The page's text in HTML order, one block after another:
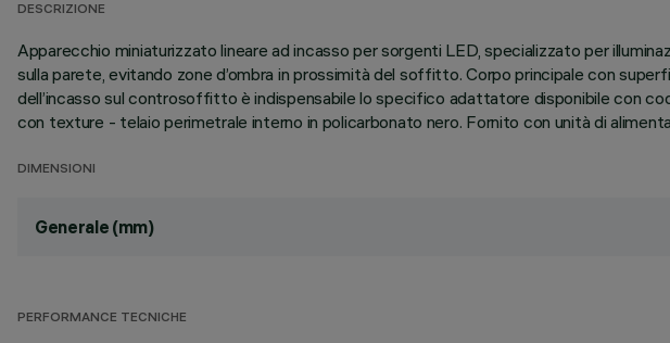
DESCRIZIONE
Apparecchio miniaturizzato lineare ad incasso per sorgenti LED, specializzato per
sulla parete, evitando zone d’ombra in prossimità del soffitto. Corpo principale con
dell’incasso sul controsoffitto è indispensabile lo specifico adattatore disponibile con
con texture - telaio perimetrale interno in policarbonato nero. Fornito con unità di
DIMENSIONI
Generale (mm)
PERFORMANCE TECNICHE